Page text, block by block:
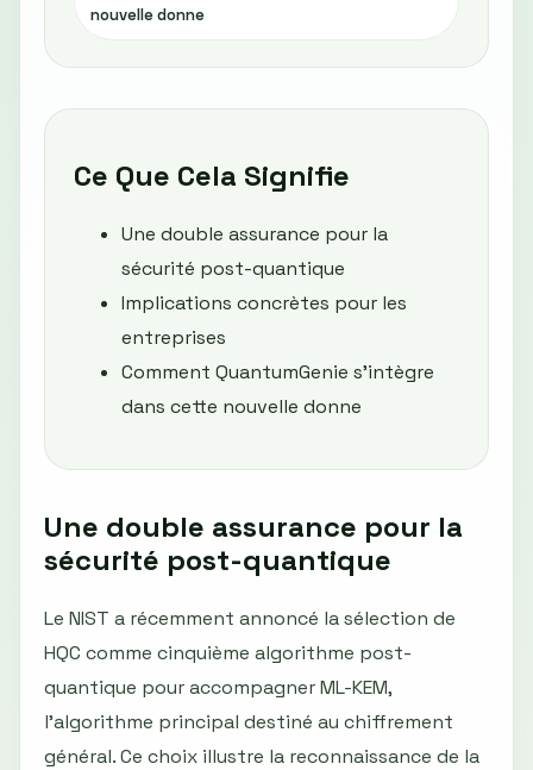
nouvelle donne
Ce Que Cela Signifie
Une double assurance pour la
sécurité post-quantique
Implications concrètes pour les
entreprises
Comment QuantumGenie s'intègre
dans cette nouvelle donne
Une double assurance pour la
sécurité post-quantique
Le NIST a récemment annoncé la sélection de
HQC comme cinquième algorithme post-
quantique pour accompagner ML-KEM,
l'algorithme principal destiné au chiffrement
général. Ce choix illustre la reconnaissance de la